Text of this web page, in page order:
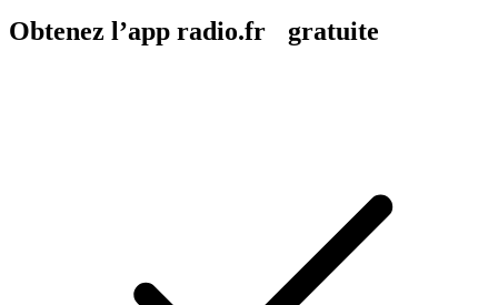
Obtenez l’app radio.fr gratuite